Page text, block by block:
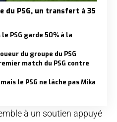
du PSG, un transfert à 35
PSG garde 50% à la
du groupe du PSG
match du PSG contre
le PSG ne lâche pas Mika
à un soutien appuyé